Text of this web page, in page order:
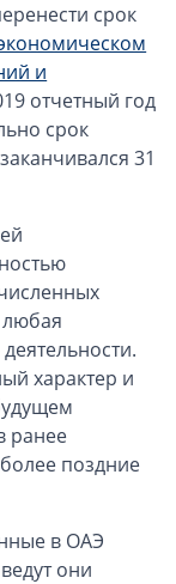
срок
и
отчетный год
срок
31
любая
характер и
ранее
поздние
в ОАЭ
они